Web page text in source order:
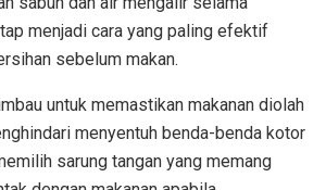
menjadi cara yang paling efektif
sebelum makan.
untuk memastikan makanan diolah
menyentuh benda-benda kotor
sarung tangan yang memang